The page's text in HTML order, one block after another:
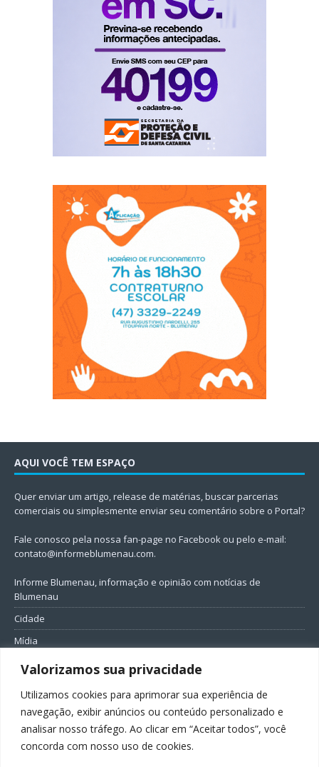
Valorizamos sua privacidade
Utilizamos cookies para aprimorar sua experiência de
navegação, exibir anúncios ou conteúdo personalizado e
analisar nosso tráfego. Ao clicar em “Aceitar todos”, você
concorda com nosso uso de cookies.
AQUI VOCÊ TEM ESPAÇO
Quer enviar um artigo, release de matérias, buscar parcerias
comerciais ou simplesmente enviar seu comentário sobre o Portal?
Fale conosco pela nossa fan-page no Facebook ou pelo e-mail:
contato@informeblumenau.com.
Informe Blumenau, informação e opinião com notícias de
Blumenau
Cidade
Mídia
Entretenimento
Política
FIQUE CONECTADO